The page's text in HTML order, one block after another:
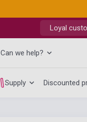
Loyal
Can we help?
Supply Discounted